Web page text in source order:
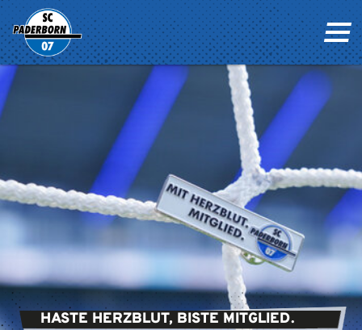
HASTE HERZBLUT, BISTE MITGLIED.